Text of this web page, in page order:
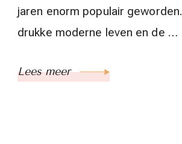
jaren enorm populair
drukke moderne leven en de …
Lees meer